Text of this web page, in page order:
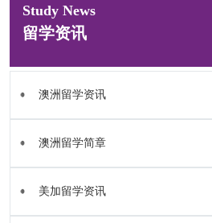
Study News
留学资讯
澳洲留学资讯
澳洲留学简章
美加留学资讯